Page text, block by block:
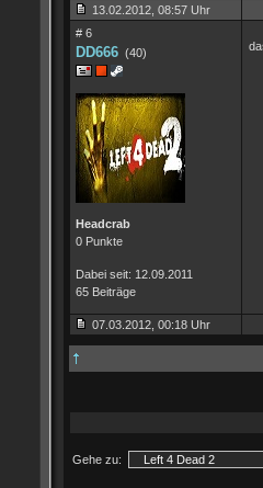
13.02.2012, 08:57 Uhr
# 6
DD666(40)
Headcrab
0 Punkte
Dabei seit: 12.09.2011
65 Beiträge
07.03.2012, 00:18 Uhr
Gehe zu: